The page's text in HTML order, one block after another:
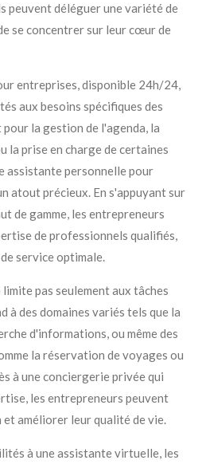
peuvent déléguer une variété de
se concentrer sur leur cœur de
entreprises, disponible 24h/24,
aux besoins spécifiques des
la gestion de l'agenda, la
la prise en charge de certaines
assistante personnelle pour
atout précieux. En s'appuyant sur
de gamme, les entrepreneurs
de professionnels qualifiés,
service optimale.
pas seulement aux tâches
à des domaines variés tels que la
d'informations, ou même des
la réservation de voyages ou
à une conciergerie privée qui
les entrepreneurs peuvent
améliorer leur qualité de vie.
à une assistante virtuelle, les